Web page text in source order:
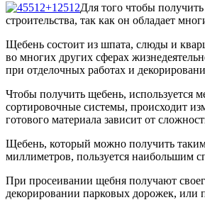
Для того чтобы
строительства, так как он обладает
Щебень состоит из шпата, слюды и
во многих других сферах
при отделочных работах и
Чтобы получить щебень, используется
сортировочные системы, происходит
готового материала зависит от
Щебень, который можно получить
миллиметров, пользуется наибольшим
При просеивании щебня получают
декорировании парковых дорожек, или